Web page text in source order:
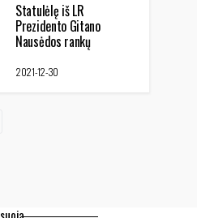
Statulėlę iš LR
Prezidento Gitano
Nausėdos rankų
atsiėmė kategorijoje
„Lietuvos vardo
2021-12-30